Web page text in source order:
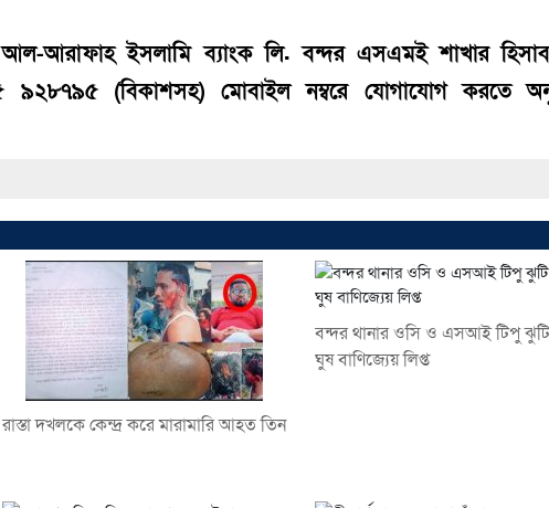
আরাফাহ ইসলামি ব্যাংক লি. বন্দর এসএমই শাখার
(বিকাশসহ) মোবাইল নম্বরে যোগাযোগ করতে
রাস্তা দখলকে কেন্দ্র করে মারামারি আহত তিন
বন্দর থানার ওসি ও এসআই টিপু
ঘুষ বাণিজ্যেয় লিপ্ত